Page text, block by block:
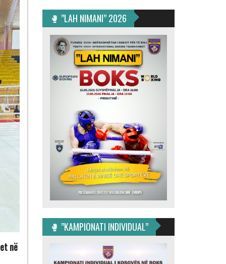
në
🥊 ”LAH NIMANI” 2026
🥊 ”KAMPIONATI INDIVIDUAL”